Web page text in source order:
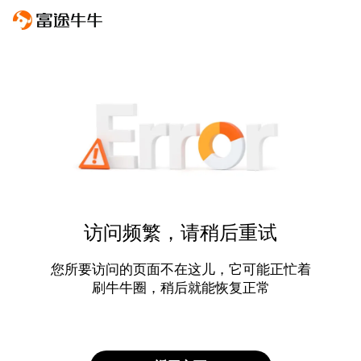
访问频繁，请稍后重试
您所要访问的页面不在这儿，它可能正忙着
刷牛牛圈，稍后就能恢复正常